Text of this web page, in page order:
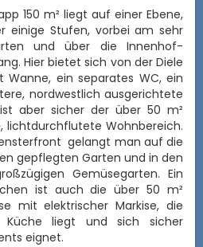
150 m² liegt auf einer Ebene,
einige Stufen, vorbei am sehr
und über die Innenhof-
Hier bietet sich von der Diele
Wanne, ein separates WC, ein
nordwestlich ausgerichtete
aber sicher der über 50 m²
lichtdurchflutete Wohnbereich.
gelangt man auf die
gepflegten Garten und in den
Gemüsegarten. Ein
ist auch die über 50 m²
mit elektrischer Markise, die
Küche liegt und sich sicher
eignet.